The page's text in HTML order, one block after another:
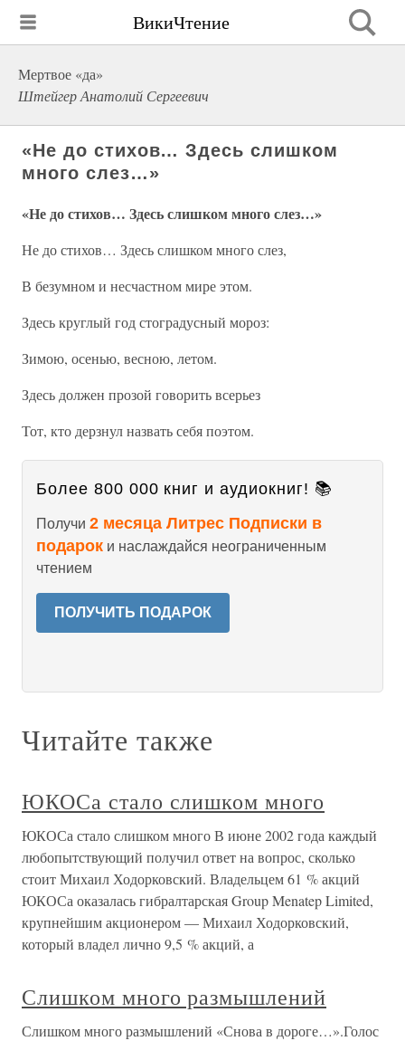
ВикиЧтение
Мертвое «да»
Штейгер Анатолий Сергеевич
«Не до стихов… Здесь слишком
много слез…»
«Не до стихов… Здесь слишком много слез…»
Не до стихов… Здесь слишком много слез,
В безумном и несчастном мире этом.
Здесь круглый год стоградусный мороз:
Зимою, осенью, весною, летом.
Здесь должен прозой говорить всерьез
Тот, кто дерзнул назвать себя поэтом.
Более 800 000 книг и аудиокниг! 📚
Получи 2 месяца Литрес Подписки в
подарок и наслаждайся неограниченным
чтением
ПОЛУЧИТЬ ПОДАРОК
Читайте также
ЮКОСа стало слишком много
ЮКОСа стало слишком много В июне 2002 года каждый
любопытствующий получил ответ на вопрос, сколько
стоит Михаил Ходорковский. Владельцем 61 % акций
ЮКОСа оказалась гибралтарская Group Menatep Limited,
крупнейшим акционером — Михаил Ходорковский,
который владел лично 9,5 % акций, а
Слишком много размышлений
Слишком много размышлений «Снова в дороге…».Голос